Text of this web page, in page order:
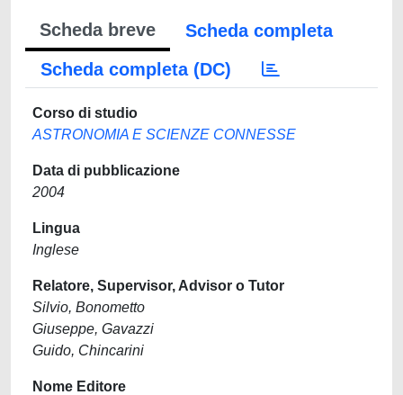
Scheda breve
Scheda completa
Scheda completa (DC)
Corso di studio
ASTRONOMIA E SCIENZE CONNESSE
Data di pubblicazione
2004
Lingua
Inglese
Relatore, Supervisor, Advisor o Tutor
Silvio, Bonometto
Giuseppe, Gavazzi
Guido, Chincarini
Nome Editore